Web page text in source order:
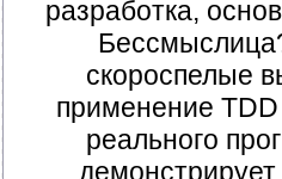
разработка,
скороспелые
применение
реального